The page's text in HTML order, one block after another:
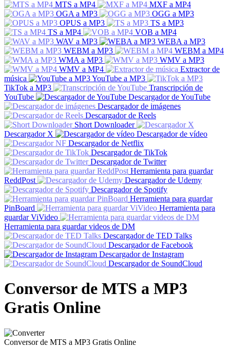
MTS a MP4
MXF a MP4
OGA a MP3
OGG a MP3
OPUS a MP3
TS a MP3
TS a MP4
VOB a MP4
WAV a MP3
WEBA a MP3
WEBM a MP3
WEBM a MP4
WMA a MP3
WMV a MP3
WMV a MP4
Extractor de
música
YouTube a MP3
TikTok a MP3
Transcripción de
YouTube
Descargador de YouTube
Descargador de imágenes
Descargador de Reels
Short Downloader
Descargador X
Descargador de vídeo
Descargador de Netflix
Descargador de TikTok
Descargador de Twitter
Herramienta para guardar
ReddPost
Descargador de Udemy
Descargador de Spotify
Herramienta para guardar
PinBoard
Herramienta para
guardar ViVideo
Herramienta para guardar videos de DM
Descargador de TED Talks
Descargador de Facebook
Descargador de Instagram
Descargador de SoundCloud
Conversor de MTS a MP3
Gratis Online
Conversor de MTS a MP3 Gratis Online